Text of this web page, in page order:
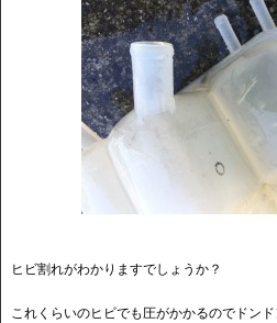
ヒビ割れがわかりますでしょうか？
これくらいのヒビでも圧がかかるのでドンド